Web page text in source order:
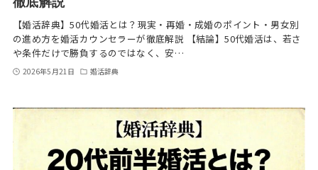
【婚活辞典】50代婚活とは？現実・再婚・成婚のポイント・男女別
の進め方を婚活カウンセラーが徹底解説 【結論】50代婚活は、若さ
や条件だけで勝負するのではなく、安…
2026年5月21日 婚活辞典